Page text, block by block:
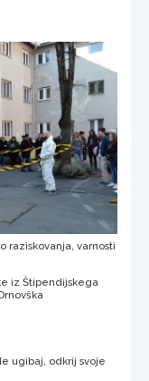
raziskovanja, varnosti
iz Štipendijskega
ugibaj, odkrij svoje